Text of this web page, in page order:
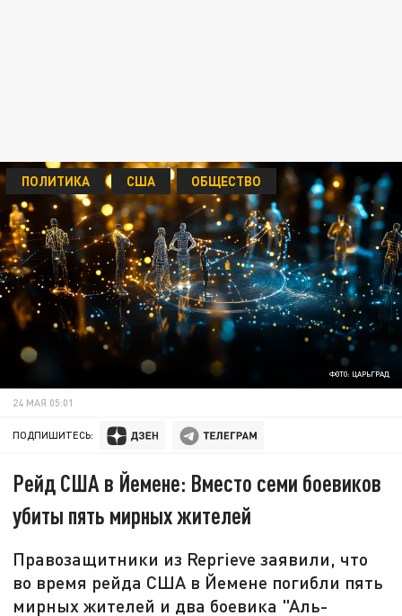
ФОТО: ЦАРЬГРАД
ПОЛИТИКА США ОБЩЕСТВО
24 МАЯ 05:01
ПОДПИШИТЕСЬ:
Рейд США в Йемене: Вместо семи боевиков
убиты пять мирных жителей
Правозащитники из Reprieve заявили, что
во время рейда США в Йемене погибли пять
мирных жителей и два боевика "Аль-